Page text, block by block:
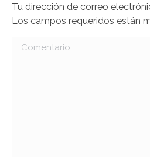
Tu dirección de correo
Los campos requeridos están
Comentario